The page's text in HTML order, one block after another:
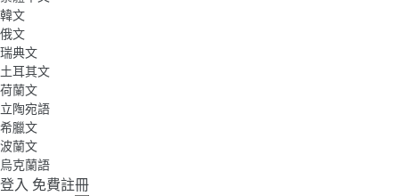
韓文
俄文
瑞典文
土耳其文
荷蘭文
立陶宛語
希臘文
波蘭文
烏克蘭語
登入 免費註冊